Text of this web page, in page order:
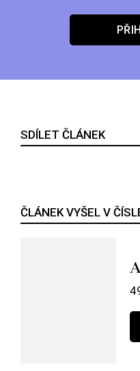
SDÍLET ČLÁNEK
ČLÁNEK VYŠEL V